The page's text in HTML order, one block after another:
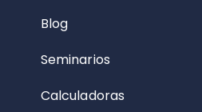
Blog
Seminarios
Calculadoras